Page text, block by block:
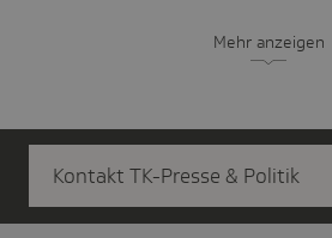
Mehr anzeigen
Kontakt TK-Presse & Politik